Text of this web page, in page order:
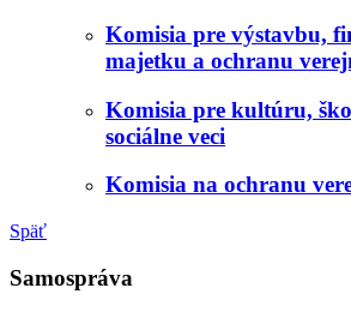
Komisia pre výstavbu,
majetku a ochranu
Komisia pre kultúru,
sociálne veci
Komisia na ochranu
Späť
Samospráva